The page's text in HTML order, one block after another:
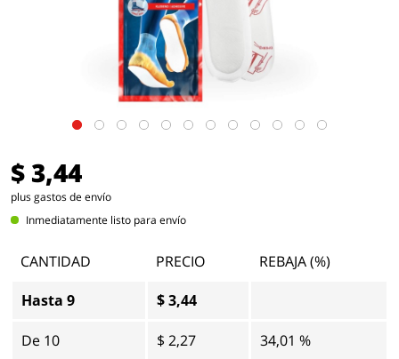
$ 3,44
plus gastos de envío
Inmediatamente listo para envío
CANTIDAD PRECIO
REBAJA (%)
Hasta 9 $ 3,44
De 10 $ 2,27 34,01 %